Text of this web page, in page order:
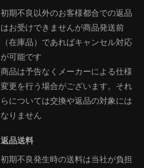
初期不良以外のお客様都合での返品
はお受けできませんが商品発送前
（在庫品）であればキャンセル対応
が可能です
商品は予告なくメーカーによる仕様
変更を行う場合がございます。それ
らについては交換や返品の対象には
なりません
返品送料
初期不良発生時の送料は当社が負担